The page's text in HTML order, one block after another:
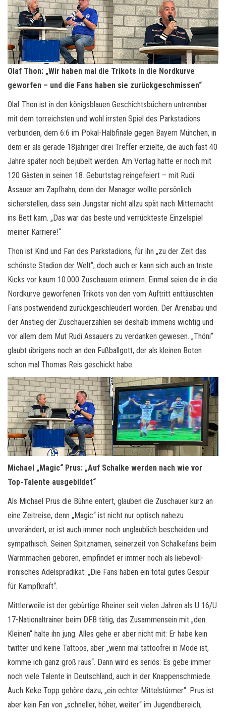
Olaf Thon: „Wir haben mal die Trikots in die Nordkurve
geworfen – und die Fans haben sie zurückgeschmissen“
Olaf Thon ist in den königsblauen Geschichtsbüchern untrennbar
mit dem torreichsten und wohl irrsten Spiel des Parkstadions
verbunden, dem 6:6 im Pokal-Halbfinale gegen Bayern München, in
dem er als gerade 18jähriger drei Treffer erzielte, die auch fast 40
Jahre später noch bejubelt werden. Am Vortag hatte er noch mit
120 Gästen in seinen 18. Geburtstag reingefeiert – mit Rudi
Assauer am Zapfhahn, denn der Manager wollte persönlich
sicherstellen, dass sein Jungstar nicht allzu spät nach Mitternacht
ins Bett kam. „Das war das beste und verrückteste Einzelspiel
meiner Karriere!“
Thon ist Kind und Fan des Parkstadions, für ihn „zu der Zeit das
schönste Stadion der Welt“, doch auch er kann sich auch an triste
Kicks vor kaum 10.000 Zuschauern erinnern. Einmal seien die in die
Nordkurve geworfenen Trikots von den vom Auftritt enttäuschten
Fans postwendend zurückgeschleudert worden. Der Arenabau und
der Anstieg der Zuschauerzahlen sei deshalb immens wichtig und
vor allem dem Mut Rudi Assauers zu verdanken gewesen. „Thöni“
glaubt übrigens noch an den Fußballgott, der als kleinen Boten
schon mal Thomas Reis geschickt habe.
Michael „Magic“ Prus: „Auf Schalke werden nach wie vor
Top-Talente ausgebildet“
Als Michael Prus die Bühne entert, glauben die Zuschauer kurz an
eine Zeitreise, denn „Magic“ ist nicht nur optisch nahezu
unverändert, er ist auch immer noch unglaublich bescheiden und
sympathisch. Seinen Spitznamen, seinerzeit von Schalkefans beim
Warmmachen geboren, empfindet er immer noch als liebevoll-
ironisches Adelsprädikat: „Die Fans haben ein total gutes Gespür
für Kampfkraft“.
Mittlerweile ist der gebürtige Rheiner seit vielen Jahren als U 16/U
17-Nationaltrainer beim DFB tätig, das Zusammensein mit „den
Kleinen“ halte ihn jung. Alles gehe er aber nicht mit: Er habe kein
twitter und keine Tattoos, aber „wenn mal tattoofrei in Mode ist,
komme ich ganz groß raus“. Dann wird es seriös: Es gebe immer
noch viele Talente in Deutschland, auch in der Knappenschmiede.
Auch Keke Topp gehöre dazu, „ein echter Mittelstürmer“. Prus ist
aber kein Fan von „schneller, höher, weiter“ im Jugendbereich;